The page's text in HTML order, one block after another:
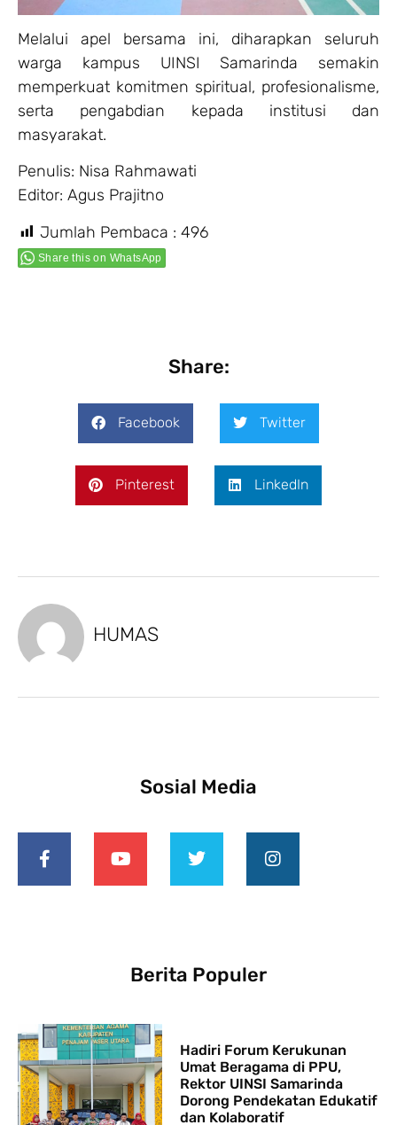
Melalui apel bersama ini, diharapkan seluruh
warga kampus UINSI Samarinda semakin
memperkuat komitmen spiritual, profesionalisme,
serta pengabdian kepada institusi dan
masyarakat.
Penulis: Nisa Rahmawati
Editor: Agus Prajitno
Jumlah Pembaca : 496
Share this on WhatsApp
Share:
Facebook Twitter
Pinterest LinkedIn
HUMAS
Sosial Media
Berita Populer
Hadiri Forum Kerukunan
Umat Beragama di PPU,
Rektor UINSI Samarinda
Dorong Pendekatan Edukatif
dan Kolaboratif